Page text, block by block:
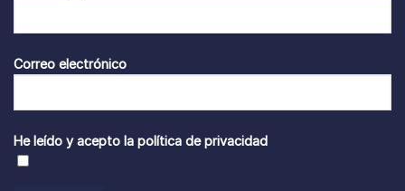
Correo electrónico
He leído y acepto la política de privacidad